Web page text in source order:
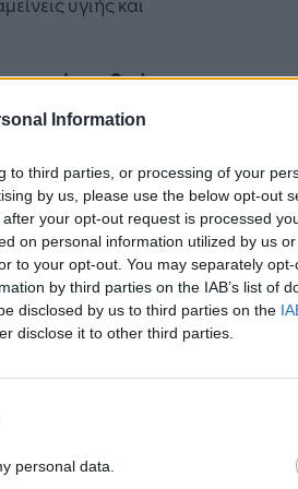
Information
to third parties, or processing of your
by us, please use the below opt-out
your opt-out request is processed
on personal information utilized by us
to your opt-out. You may separately
by third parties on the IAB’s list of
disclosed by us to third parties on the
disclose it to other third parties.
personal data.
μισθού και
να βρει
Η αξία σου αυτή τη
της επιχείρησης έχει
αυξημένο όγκο
αλλά χρησιμοποίησε
να
η μόνη λύση είναι η